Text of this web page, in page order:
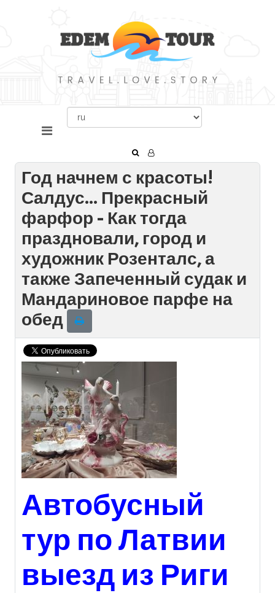
Год начнем с красоты!
Салдус... Прекрасный
фарфор - Как тогда
праздновали, город и
художник Розенталс, а
также Запеченный судак и
Мандариновое парфе на
обед
Автобусный
тур по Латвии
выезд из Риги